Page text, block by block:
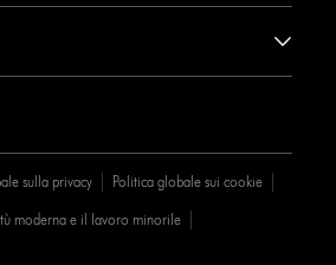
sulla privacy
Politica globale sui cookie
moderna e il lavoro minorile